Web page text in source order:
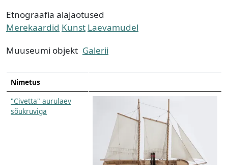
Etnograafia alajaotused
Merekaardid Kunst Laevamudel
Muuseumi objekt Galerii
Nimetus
"Civetta" aurulaev
sõukruviga